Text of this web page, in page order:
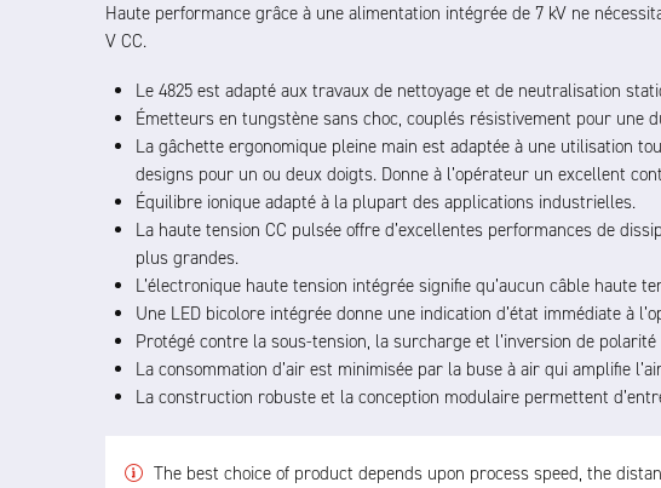
Haute performance grâce à une alimentation intégrée de 7 kV ne
V CC.
Le 4825 est adapté aux travaux de nettoyage et de neutralisation
Émetteurs en tungstène sans choc, couplés résistivement pour une
La gâchette ergonomique pleine main est adaptée à une utilisation
designs pour un ou deux doigts. Donne à l’opérateur un excellent
Équilibre ionique adapté à la plupart des applications industrielles.
La haute tension CC pulsée offre d’excellentes performances de
plus grandes.
L’électronique haute tension intégrée signifie qu’aucun câble haute
Une LED bicolore intégrée donne une indication d’état immédiate à
Protégé contre la sous-tension, la surcharge et l’inversion de polarité
La consommation d’air est minimisée par la buse à air qui amplifie
La construction robuste et la conception modulaire permettent
The best choice of product depends upon process speed, the